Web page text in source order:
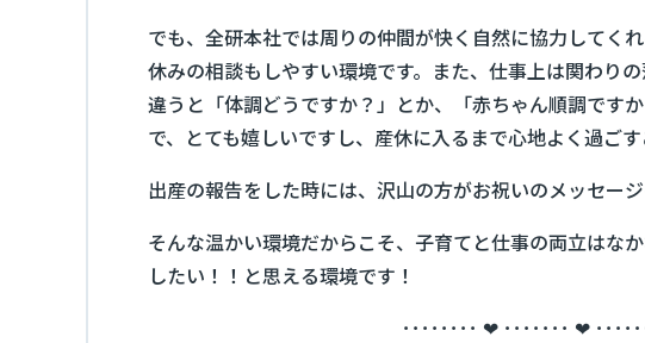
でも、全研本社では周りの仲間が快く自然に協力してく
休みの相談もしやすい環境です。また、仕事上は関わり
違うと「体調どうですか？」とか、「赤ちゃん順調です
で、とても嬉しいですし、産休に入るまで心地よく過ごす
出産の報告をした時には、沢山の方がお祝いのメッセー
そんな温かい環境だからこそ、子育てと仕事の両立はな
したい！！と思える環境です！
････････ ❤ ･･･････ ❤ ････